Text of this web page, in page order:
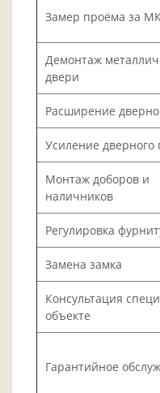
Замер проёма за
Демонтаж
двери
Расширение
Усиление дверного
Монтаж доборов и
наличников
Регулировка
Замена замка
Консультация
объекте
Гарантийное